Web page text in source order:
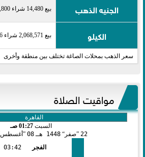
الجنيه الذهب بيع 14,480 شراء 14,800
الكيلو بيع 2,068,571 شراء 2,114,286
سعر الذهب بمحلات الصاغة تختلف بين منطقة وأخرى
مواقيت الصلاة
السبت 01:27 صـ
22
صفر 1448 هـ 08 أغسطس
الفجر
03:42